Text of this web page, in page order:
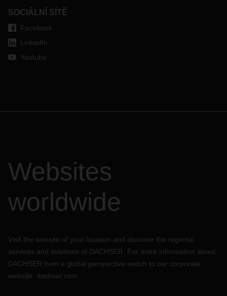
SOCIÁLNÍ SÍTĚ
Facebook
LinkedIn
Youtube
Websites
worldwide
Visit the website of your location and discover the regional
services and solutions of DACHSER. For more information about
DACHSER from a global perspective switch to our corporate
website: dachser.com